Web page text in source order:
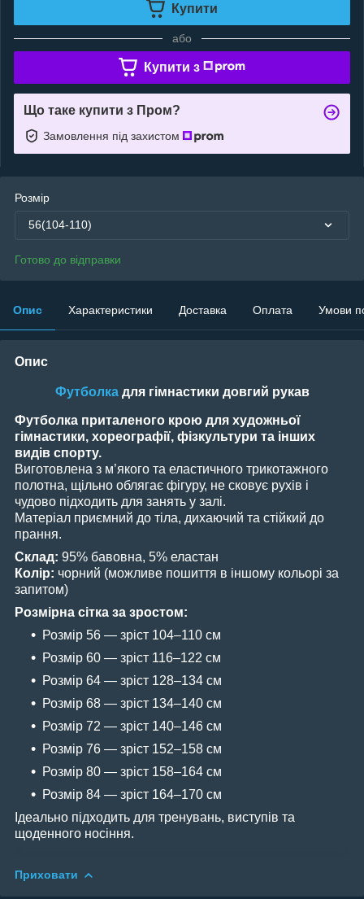
Купити
або
Купити з
Що таке купити з Пром?
Замовлення під захистом
Розмір
56(104-110)
Готово до відправки
Опис Характеристики Доставка Оплата Умови
Опис
Футболкадля гімнастики довгий рукав
Футболка приталеного крою для художньої
гімнастики, хореографії, фізкультури та інших
видів спорту.
Виготовлена з м’якого та еластичного трикотажного
полотна, щільно облягає фігуру, не сковує рухів і
чудово підходить для занять у залі.
Матеріал приємний до тіла, дихаючий та стійкий до
прання.
Склад: 95% бавовна, 5% еластан
Колір: чорний (можливе пошиття в іншому кольорі за
запитом)
Розмірна сітка за зростом:
Розмір 56 — зріст 104–110 см
Розмір 60 — зріст 116–122 см
Розмір 64 — зріст 128–134 см
Розмір 68 — зріст 134–140 см
Розмір 72 — зріст 140–146 см
Розмір 76 — зріст 152–158 см
Розмір 80 — зріст 158–164 см
Розмір 84 — зріст 164–170 см
Ідеально підходить для тренувань, виступів та
щоденного носіння.
Приховати